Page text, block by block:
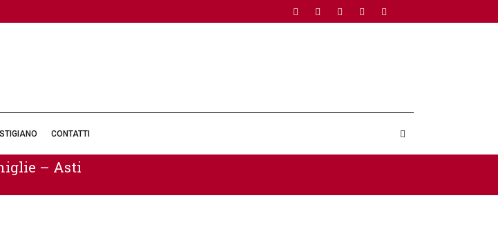
CONTATTI
– Asti